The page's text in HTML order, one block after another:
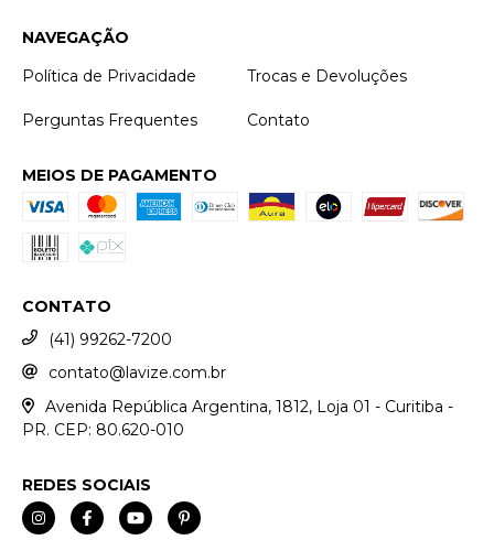
NAVEGAÇÃO
Política de Privacidade
Trocas e Devoluções
Perguntas Frequentes Contato
MEIOS DE PAGAMENTO
CONTATO
(41) 99262-7200
contato@lavize.com.br
Avenida República Argentina, 1812, Loja 01 - Curitiba -
PR. CEP: 80.620-010
REDES SOCIAIS